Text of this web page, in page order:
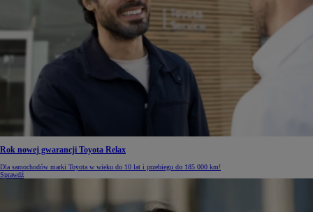
Rok nowej gwarancji Toyota Relax
Dla samochodów marki Toyota w wieku do 10 lat i przebiegu do 185 000 km!
Sprawdź